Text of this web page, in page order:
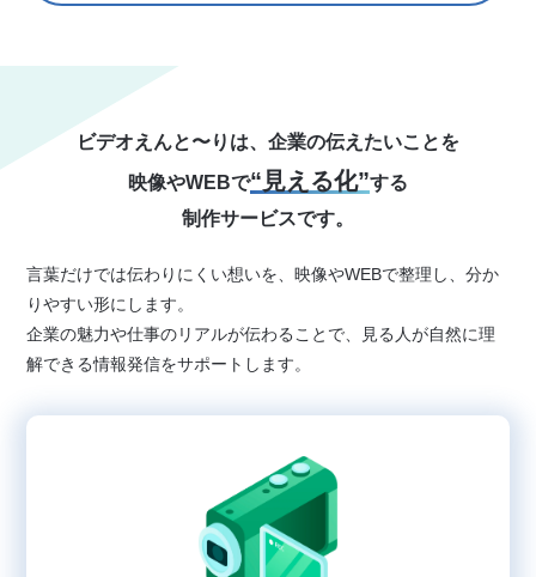
ビデオえんと〜りは、企業の伝えたいことを
映像やWEBで“見える化”する
制作サービスです。
言葉だけでは伝わりにくい想いを、映像やWEBで整理し、分か
りやすい形にします。
企業の魅力や仕事のリアルが伝わることで、見る人が自然に理
解できる情報発信をサポートします。